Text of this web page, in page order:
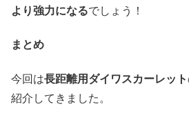
より強力になるでしょう！
まとめ
今回は長距離用ダイワスカーレット
紹介してきました。